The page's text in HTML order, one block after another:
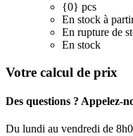
{0} pcs
En stock à
En rupture de
En stock
Votre calcul de prix
Des questions ? Appelez-
Du lundi au vendredi de